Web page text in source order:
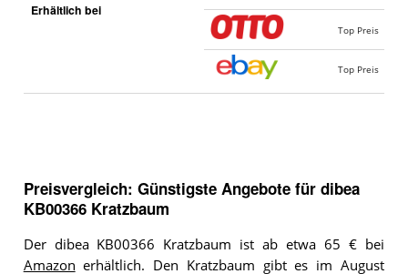
Erhältlich bei
Top Preis
Top Preis
Preisvergleich: Günstigste Angebote für dibea
KB00366 Kratzbaum
Der dibea KB00366 Kratzbaum ist ab etwa 65 € bei
Amazon erhältlich. Den Kratzbaum gibt es im August